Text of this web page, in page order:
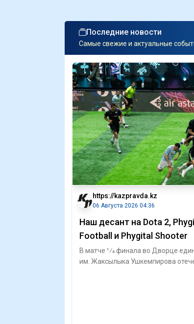
Последние новости
Самые свежие и актуальные
https://kazpravda.kz
06 Августа 2026 04:36
Наш десант на Dota 2,
Football и Phygital Shooter
В матче 1⁄4 финала во Дворце
им. Жаксылыка Ушкемпирова